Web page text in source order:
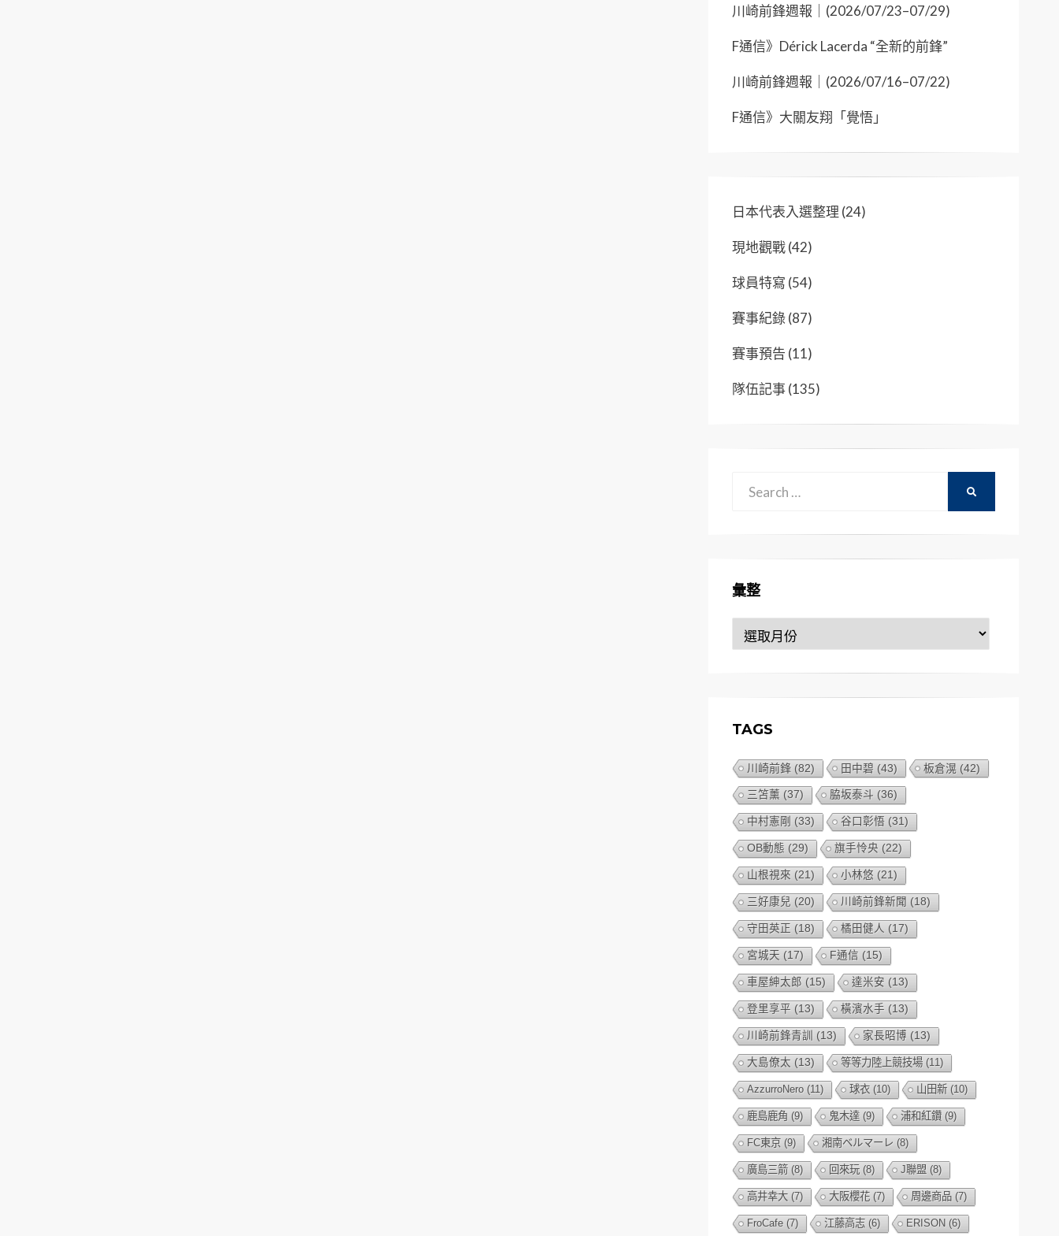
川崎前鋒週報｜(2026/07/23–07/29)
F通信》Dérick Lacerda “全新的前鋒”
川崎前鋒週報｜(2026/07/16–07/22)
F通信》大關友翔「覺悟」
日本代表入選整理 (24)
現地觀戰(42)
球員特寫 (54)
賽事紀錄(87)
賽事預告 (11)
隊伍記事(135)
Search
彙整
彙
整
TAGS
川崎前鋒 (82) 田中碧 (43) 板倉滉 (42)
三笘薰 (37) 脇坂泰斗 (36)
中村憲剛 (33) 谷口彰悟 (31)
OB動態 (29) 旗手怜央 (22)
山根視來 (21) 小林悠 (21)
三好康兒 (20) 川崎前鋒新聞 (18)
守田英正 (18) 橘田健人 (17)
宮城天 (17) F通信 (15)
車屋紳太郎 (15) 達米安 (13)
登里享平 (13) 橫濱水手 (13)
川崎前鋒青訓 (13) 家長昭博 (13)
大島僚太 (13) 等等力陸上競技場 (11)
AzzurroNero (11) 球衣 (10) 山田新 (10)
鹿島鹿角 (9) 鬼木達 (9) 浦和紅鑽 (9)
FC東京 (9) 湘南ベルマーレ (8)
廣島三箭 (8) 回來玩 (8) J聯盟 (8)
高井幸大 (7) 大阪櫻花 (7) 周邊商品 (7)
FroCafe (7) 江藤高志 (6) ERISON (6)